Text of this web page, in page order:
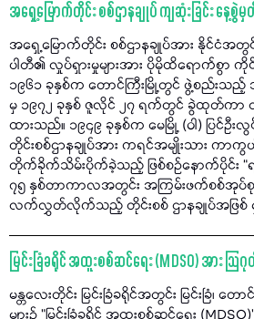
အရှေ့မြောက်တိုင်း စစ်ဌာနချုပ် ကျဆုံးခြင်း နေ့စွဲ
အရှေ့မြောက်တိုင်း စစ်ဌာနချုပ်အား နိုင်ငံအတွ
ပါတီ၏ လှုပ်ရှားမှုများအား ပိုမိုထိရောက်စွ
၁၉၆၁ ခုနှစ်က တောင်ကြီးမြို့တွင် ဖွဲ့စည်းသည့်
မှ ၁၉၇၂ ခုနှစ် ဇူလိုင် ၂၇ ရက်တွင် ခွဲထုတ်ကာ လာ
ထားသည်။ ၁၉၄၉ ခုနှစ်က မေမြို့ (ဝါ) ပြင်ဦး
တိုင်းစစ်ဌာနချုပ်အား ကရင်အမျိုးသား ကာ
တိုက်ခိုက်သိမ်းပိုက်ခဲ့သည့် ဖြစ်စဉ်နောက်ပိုင်း “
၇၅ နှစ်တာကာလအတွင်း အကြမ်းဖက်စစ်အုပ်
လက်လွှတ်လိုက်သည့် တိုင်းစစ် ဌာနချုပ်အဖြစ်
မြင်းခြံခရိုင် အထူးစစ်ဆင်ရေး (MDSO) အား သ
မန္တလေးတိုင်း မြင်းခြံခရိုင်အတွင်း မြင်းခြံ၊ တ